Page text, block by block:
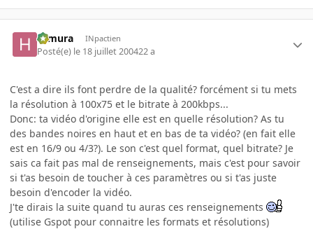
Himura INpactien
Posté(e) le 18 juillet 200422 a
C'est a dire ils font perdre de la qualité? forcément si tu mets
la résolution à 100x75 et le bitrate à 200kbps...
Donc: ta vidéo d'origine elle est en quelle résolution? As tu
des bandes noires en haut et en bas de ta vidéo? (en fait elle
est en 16/9 ou 4/3?). Le son c'est quel format, quel bitrate? Je
sais ca fait pas mal de renseignements, mais c'est pour savoir
si t'as besoin de toucher à ces paramètres ou si t'as juste
besoin d'encoder la vidéo.
J'te dirais la suite quand tu auras ces renseignements
(utilise Gspot pour connaitre les formats et résolutions)